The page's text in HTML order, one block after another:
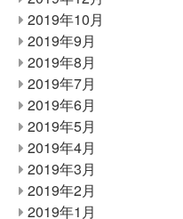
2019年10月
2019年9月
2019年8月
2019年7月
2019年6月
2019年5月
2019年4月
2019年3月
2019年2月
2019年1月